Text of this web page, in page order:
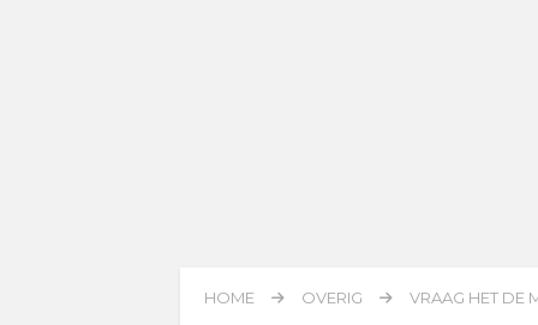
HOME OVERIG VRAAG HET DE